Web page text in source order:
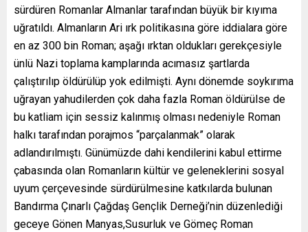
sürdüren Romanlar Almanlar tarafından büyük bir kıyıma
uğratıldı. Almanların Ari ırk politikasına göre iddialara göre
en az 300 bin Roman; aşağı ırktan oldukları gerekçesiyle
ünlü Nazi toplama kamplarında acımasız şartlarda
çalıştırılıp öldürülüp yok edilmişti. Aynı dönemde soykırıma
uğrayan yahudilerden çok daha fazla Roman öldürülse de
bu katliam için sessiz kalınmış olması nedeniyle Roman
halkı tarafından porajmos “parçalanmak” olarak
adlandırılmıştı. Günümüzde dahi kendilerini kabul ettirme
çabasında olan Romanların kültür ve geleneklerini sosyal
uyum çerçevesinde sürdürülmesine katkılarda bulunan
Bandırma Çınarlı Çağdaş Gençlik Derneği’nin düzenlediği
geceye Gönen Manyas,Susurluk ve Gömeç Roman